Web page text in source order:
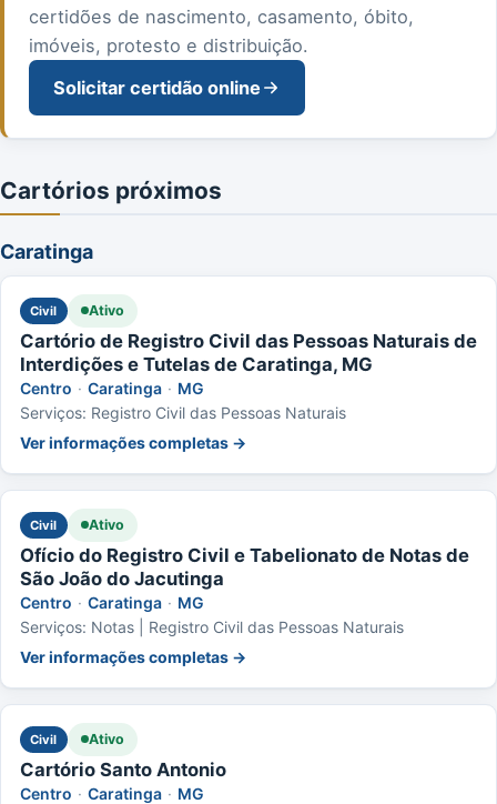
certidões de nascimento, casamento, óbito,
imóveis, protesto e distribuição.
Solicitar certidão online
Cartórios próximos
Caratinga
Civil Ativo
Cartório de Registro Civil das Pessoas Naturais de
Interdições e Tutelas de Caratinga, MG
Centro · Caratinga · MG
Serviços: Registro Civil das Pessoas Naturais
Ver informações completas →
Civil Ativo
Ofício do Registro Civil e Tabelionato de Notas de
São João do Jacutinga
Centro · Caratinga · MG
Serviços: Notas | Registro Civil das Pessoas Naturais
Ver informações completas →
Civil Ativo
Cartório Santo Antonio
Centro · Caratinga · MG